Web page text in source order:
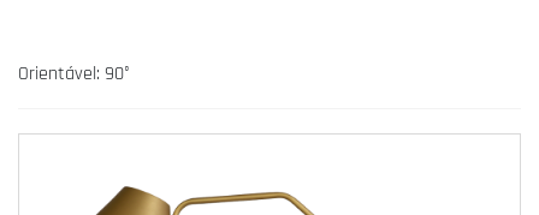
Orientável: 90°